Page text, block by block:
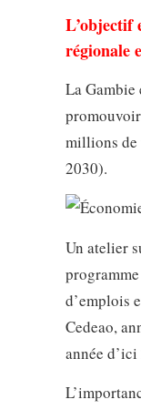
L’objectif
régionale
La
millions de
2030).
Un atelier
d’emplois
Cedeao,
année